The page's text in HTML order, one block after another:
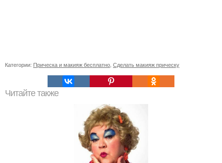
Категории: Прическа и макияж бесплатно Сделать макияж прическу
Читайте также